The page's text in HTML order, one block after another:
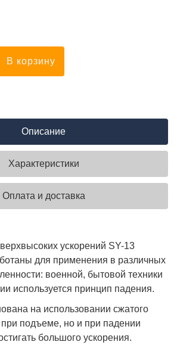
В корзину
Описание
Характеристики
Оплата и доставка
ускорений SY-13
для применения в различных
военной, бытовой техники
используется принцип падения.
на использовании сжатого
при подъеме, но и при падении
большого ускорения.